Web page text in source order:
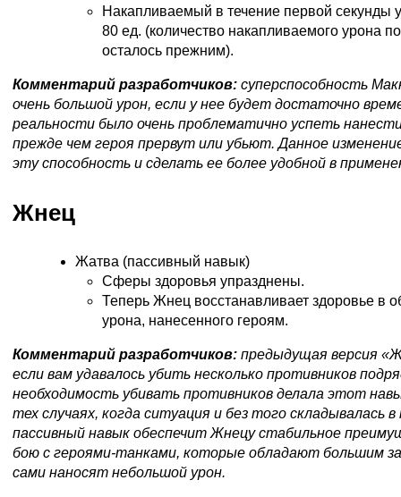
Накапливаемый в течение первой секунды
80 ед. (количество накапливаемого урона
осталось прежним).
Комментарий разработчиков: суперспособность
очень большой урон, если у нее будет достаточно
реальности было очень проблематично успеть
прежде чем героя прервут или убьют. Данное
эту способность и сделать ее более удобной в
Жнец
Жатва (пассивный навык)
Сферы здоровья упразднены.
Теперь Жнец восстанавливает здоровье в
урона, нанесенного героям.
Комментарий разработчиков: предыдущая версия
если вам удавалось убить несколько противников
необходимость убивать противников делала этот
тех случаях, когда ситуация и без того складывалась
пассивный навык обеспечит Жнецу стабильное
бою с героями-танками, которые обладают большим
сами наносят небольшой урон.